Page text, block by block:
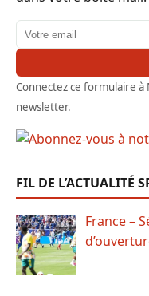
Adresse email
Connectez ce formulaire
newsletter.
FIL DE L’ACTUALITÉ
France –